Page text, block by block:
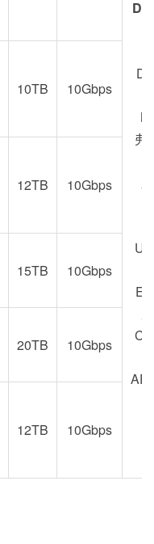
弗
10TB 10Gbps
12TB 10Gbps
15TB 10Gbps
20TB 10Gbps
12TB 10Gbps